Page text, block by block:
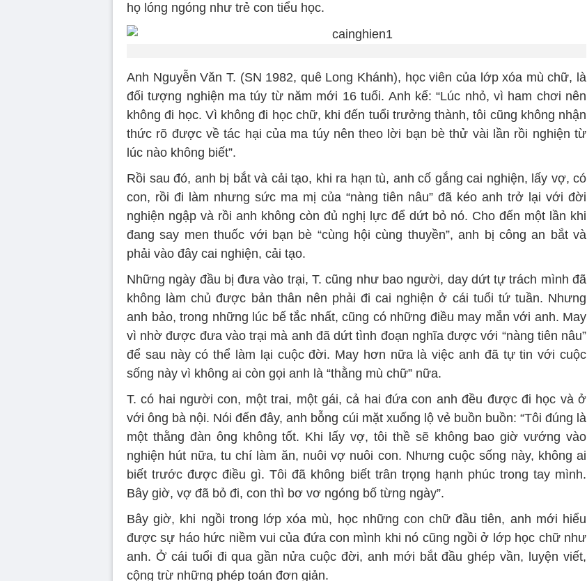
họ lóng ngóng như trẻ con tiểu học.
Anh Nguyễn Văn T. (SN 1982, quê Long Khánh), học viên của lớp xóa mù chữ, là
đối tượng nghiện ma túy từ năm mới 16 tuổi. Anh kể: “Lúc nhỏ, vì ham chơi nên
không đi học. Vì không đi học chữ, khi đến tuổi trưởng thành, tôi cũng không nhận
thức rõ được về tác hại của ma túy nên theo lời bạn bè thử vài lần rồi nghiện từ
lúc nào không biết”.
Rồi sau đó, anh bị bắt và cải tạo, khi ra hạn tù, anh cố gắng cai nghiện, lấy vợ, có
con, rồi đi làm nhưng sức ma mị của “nàng tiên nâu” đã kéo anh trở lại với đời
nghiện ngập và rồi anh không còn đủ nghị lực để dứt bỏ nó. Cho đến một lần khi
đang say men thuốc với bạn bè “cùng hội cùng thuyền”, anh bị công an bắt và
phải vào đây cai nghiện, cải tạo.
Những ngày đầu bị đưa vào trại, T. cũng như bao người, day dứt tự trách mình đã
không làm chủ được bản thân nên phải đi cai nghiện ở cái tuổi tứ tuần. Nhưng
anh bảo, trong những lúc bế tắc nhất, cũng có những điều may mắn với anh. May
vì nhờ được đưa vào trại mà anh đã dứt tình đoạn nghĩa được với “nàng tiên nâu”
để sau này có thể làm lại cuộc đời. May hơn nữa là việc anh đã tự tin với cuộc
sống này vì không ai còn gọi anh là “thằng mù chữ” nữa.
T. có hai người con, một trai, một gái, cả hai đứa con anh đều được đi học và ở
với ông bà nội. Nói đến đây, anh bỗng cúi mặt xuống lộ vẻ buồn buồn: “Tôi đúng là
một thằng đàn ông không tốt. Khi lấy vợ, tôi thề sẽ không bao giờ vướng vào
nghiện hút nữa, tu chí làm ăn, nuôi vợ nuôi con. Nhưng cuộc sống này, không ai
biết trước được điều gì. Tôi đã không biết trân trọng hạnh phúc trong tay mình.
Bây giờ, vợ đã bỏ đi, con thì bơ vơ ngóng bố từng ngày”.
Bây giờ, khi ngồi trong lớp xóa mù, học những con chữ đầu tiên, anh mới hiểu
được sự háo hức niềm vui của đứa con mình khi nó cũng ngồi ở lớp học chữ như
anh. Ở cái tuổi đi qua gần nửa cuộc đời, anh mới bắt đầu ghép vần, luyện viết,
cộng trừ những phép toán đơn giản.